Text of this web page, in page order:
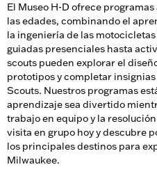
El Museo H-D ofrece
las edades, combinando el
la ingeniería de las
guiadas presenciales hasta
scouts pueden explorar el
prototipos y completar
Scouts. Nuestros programas
aprendizaje sea divertido
trabajo en equipo y la
visita en grupo hoy y descubre
los principales destinos para
Milwaukee.